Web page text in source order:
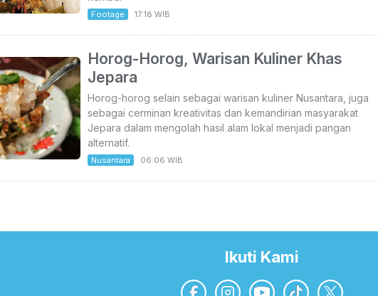
Footage 17:18 WIB
Horog-Horog, Warisan Kuliner Khas
Jepara
Horog-horog selain sebagai warisan kuliner Nusantara, juga
sebagai cerminan kreativitas dan kemandirian masyarakat
Jepara dalam mengolah hasil alam lokal menjadi pangan
alternatif.
Nusantara 06:06 WIB
Ikuti Kami